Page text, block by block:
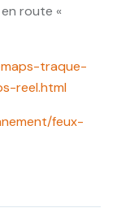
route «
traque-
reel.html
feux-